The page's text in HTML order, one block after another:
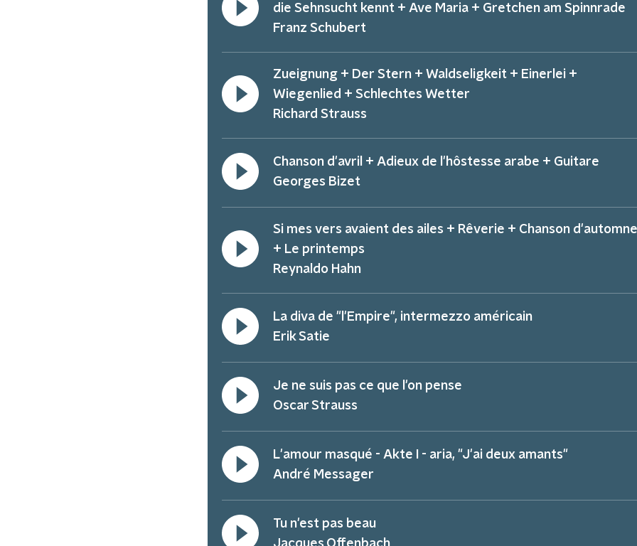
die Sehnsucht kennt + Ave Maria + Gretchen am Spinnrade
Franz Schubert
Zueignung + Der Stern + Waldseligkeit + Einerlei +
Wiegenlied + Schlechtes Wetter
Richard Strauss
Chanson d'avril + Adieux de l'hôstesse arabe + Guitare
Georges Bizet
Si mes vers avaient des ailes + Rêverie + Chanson d'automne
+ Le printemps
Reynaldo Hahn
La diva de "l'Empire", intermezzo américain
Erik Satie
Je ne suis pas ce que l'on pense
Oscar Strauss
L'amour masqué - Akte I - aria, "J'ai deux amants"
André Messager
Tu n'est pas beau